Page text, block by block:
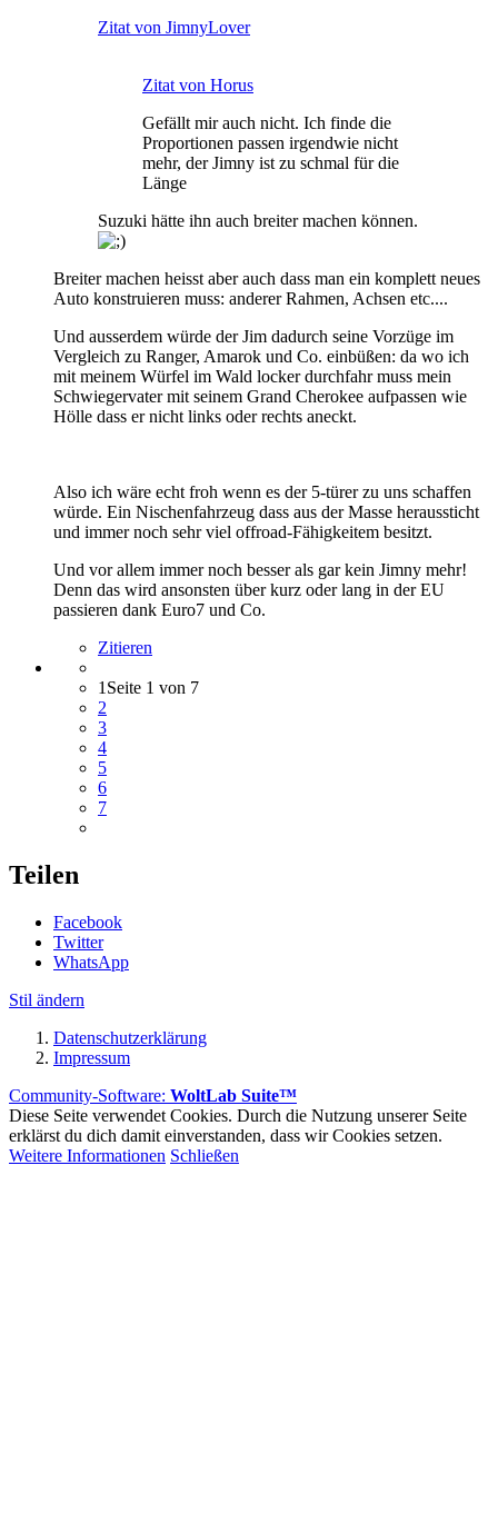
Zitat von JimnyLover
Zitat von Horus
Gefällt mir auch nicht. Ich finde die
Proportionen passen irgendwie nicht
mehr, der Jimny ist zu schmal für die
Länge
Suzuki hätte ihn auch breiter machen können.
Breiter machen heisst aber auch dass man ein komplett neues
Auto konstruieren muss: anderer Rahmen, Achsen etc....
Und ausserdem würde der Jim dadurch seine Vorzüge im
Vergleich zu Ranger, Amarok und Co. einbüßen: da wo ich
mit meinem Würfel im Wald locker durchfahr muss mein
Schwiegervater mit seinem Grand Cherokee aufpassen wie
Hölle dass er nicht links oder rechts aneckt.
Also ich wäre echt froh wenn es der 5-türer zu uns schaffen
würde. Ein Nischenfahrzeug dass aus der Masse heraussticht
und immer noch sehr viel offroad-Fähigkeitem besitzt.
Und vor allem immer noch besser als gar kein Jimny mehr!
Denn das wird ansonsten über kurz oder lang in der EU
passieren dank Euro7 und Co.
Zitieren
1 Seite 1 von 7
2
3
4
5
6
7
Teilen
Facebook
Twitter
WhatsApp
Stil ändern
Datenschutzerklärung
Impressum
Community-Software: WoltLab Suite™
Diese Seite verwendet Cookies. Durch die Nutzung unserer Seite
erklärst du dich damit einverstanden, dass wir Cookies setzen.
Weitere Informationen Schließen